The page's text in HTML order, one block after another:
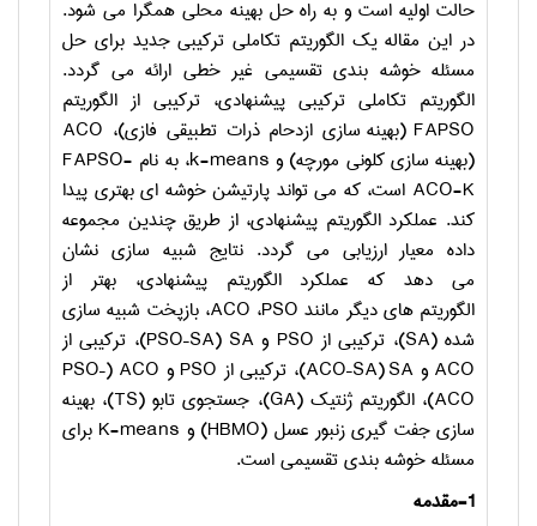
حالت اولیه است و به راه حل بهینه محلی همگرا می شود.
در این مقاله یک الگوریتم تکاملی ترکیبی جدید برای حل
مسئله خوشه بندی تقسیمی غیر خطی ارائه می گردد.
الگوریتم تکاملی ترکیبی پیشنهادی، ترکیبی از الگوریتم
FAPSO (بهینه سازی ازدحام ذرات تطبیقی فازی)، ACO
(بهینه سازی کلونی مورچه) و k-means، به نام FAPSO-
ACO-K است، که میتواند پارتیشن خوشه ای بهتری پیدا
کند. عملکرد الگوریتم پیشنهادی، از طریق چندین مجموعه
داده معیار ارزیابی می گردد. نتایج شبیه سازی نشان
می دهد که عملکرد الگوریتم پیشنهادی، بهتر از
الگوریتم های دیگر مانند PSO، ACO، بازپخت شبیه سازی
شده (SA)، ترکیبی از PSO و SA
(
PSO–SA)، ترکیبی از
ACOو SA
(
ACO–SA)، ترکیبی از PSOو ACO
(
PSO–
ACO)، الگوریتم ژنتیک (GA)، جستجوی تابو (TS)، بهینه
سازی جفت گیری زنبور عسل (HBMO) و K-means برای
مسئله خوشهبندی تقسیمی است.
1- مقدمه